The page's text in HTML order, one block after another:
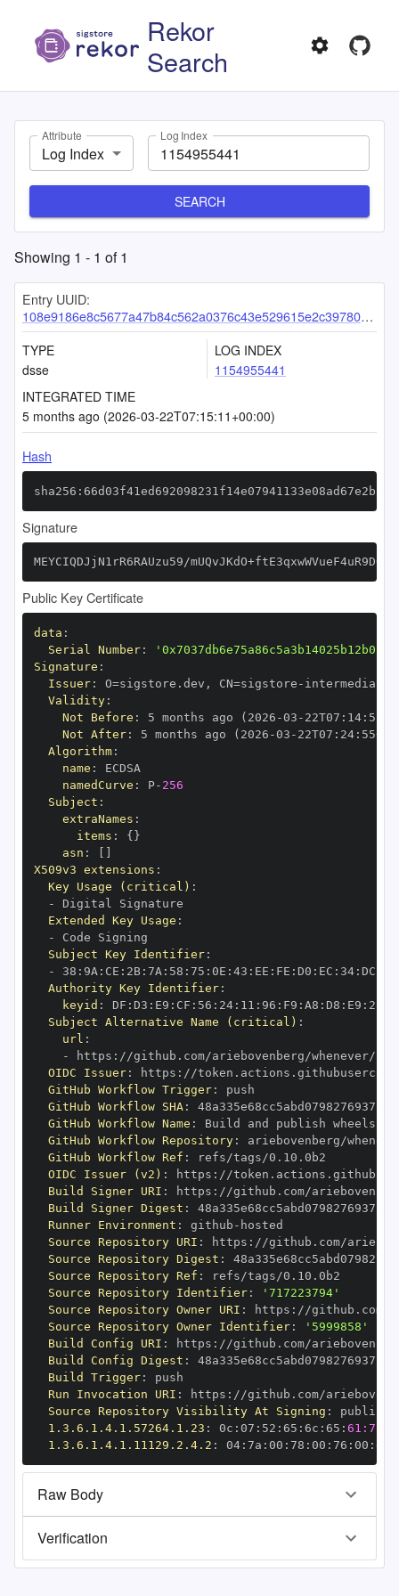
Rekor
Search
Attribute
Log Index
Log Index
SEARCH
Showing 1 - 1 of1
Entry UUID:
108e9186e8c5677a47b84c562a0376c43e529615e2c397803ce3770a84c101cf781d78d259840ab8
TYPE
dsse
LOG INDEX
1154955441
INTEGRATED TIME
5 months ago (2026-03-22T07:15:11+00:00)
Hash
Signature
MEYCIQDJjN1rR6RAUzu59/
Public Key Certificate
data :
Serial Number:
Signature :
Issuer: O=sigstore.dev , CN=sigstore -
Validity:
Not Before : 5 months ago (2026 -03 - 22T07 : 14:
Not After: 5 months ago (2026 -03 - 22T07 : 24: 55+00
Algorithm:
name :
namedCurve : P- 256
Subject :
extraNames :
items : { }
asn :
X509v3 extensions :
Key Usage (critical) :
-
Extended Key Usage :
-
Subject Key Identifier:
-
38 : 9A : CE : 2B: 7A : 58 : 75 : 0E : 43 : EE : FE : D0 : EC : 34: DC
Authority Key Identifier:
keyid : DF : D3 : E9 : CF : 56 : 24: 11 : 96 : F9 : A8 : D8 : E9 : 28
Subject Alternative Name (critical) :
url :
-
https :
OIDC Issuer: https :
GitHub Workflow Trigger:
GitHub Workflow SHA:
GitHub Workflow Name :
GitHub Workflow Repository:
GitHub Workflow Ref :
OIDC Issuer (v2) : https :
Build Signer URI : https :
Build Signer Digest :
Runner Environment : github -
Source Repository URI : https :
Source Repository Digest :
Source Repository Ref :
Source Repository Identifier:
'717223794'
Source Repository Owner URI : https :
Source Repository Owner Identifier:
'5999858'
Build Config URI : https :
Build Config Digest :
Build Trigger:
Run Invocation URI : https :
Source Repository Visibility At Signing :
1.3.6.1.4.1.57264.1.23 : 0c : 07 : 52 : 65 : 6c : 65 :
1.3.6.1.4.1.11129.2.4.2 : 04: 7a : 00 : 78 : 00 : 76 : 00 : dd
Raw Body
Verification